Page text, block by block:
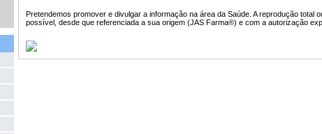
Pretendemos promover e divulgar a informação na área da Saúde. A reprodução total
possível, desde que referenciada a sua origem (JAS Farma®) e com a autorização